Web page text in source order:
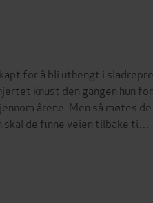
for å bli uthengt i
knust den gangen hun
årene. Men så møtes
de finne veien tilbake ti…